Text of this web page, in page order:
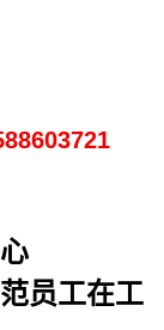
员工在工